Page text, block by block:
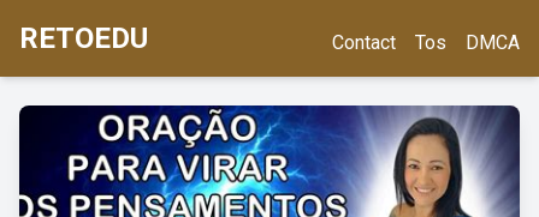
RETOEDU Contact Tos DMCA